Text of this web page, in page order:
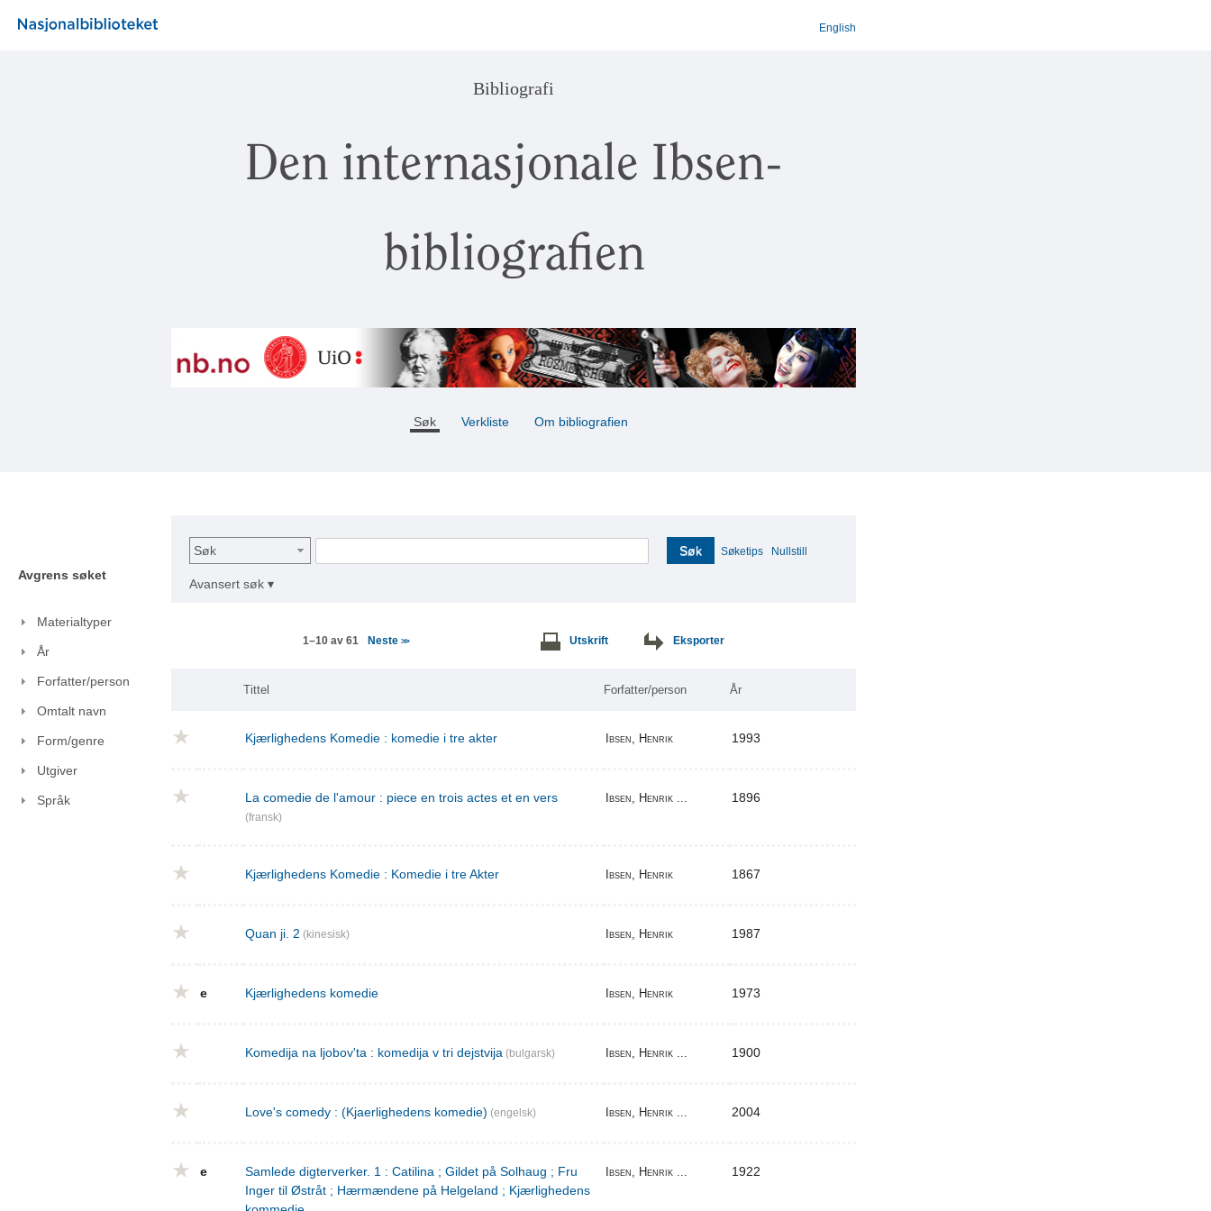
English
Bibliografi
Den internasjonale Ibsen-
bibliografien
Søk Verkliste Om bibliografien
Avgrens søket
Materialtyper
År
Forfatter/person
Omtalt navn
Form/genre
Utgiver
Språk
Søk Søk Søketips Nullstill
Avansert søk ▾
1–10 av 61 Neste>> Utskrift Eksporter
Tittel Forfatter/person År
Kjærlighedens Komedie : komedie i tre akter Ibsen, Henrik 1993
La comedie de l'amour : piece en trois actes et en vers
(fransk)
Ibsen, Henrik ... 1896
Kjærlighedens Komedie : Komedie i tre Akter Ibsen, Henrik 1867
Quan ji. 2 (kinesisk) Ibsen, Henrik 1987
e Kjærlighedens komedie Ibsen, Henrik 1973
Komedija na ljobov'ta : komedija v tri dejstvija (bulgarsk) Ibsen, Henrik ... 1900
Love's comedy : (Kjaerlighedens komedie) (engelsk) Ibsen, Henrik ... 2004
e
Samlede digterverker. 1 : Catilina ; Gildet på Solhaug ; Fru
Inger til Østråt ; Hærmændene på Helgeland ; Kjærlighedens
Ibsen, Henrik ... 1922